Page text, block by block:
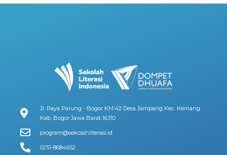
Jl. Raya Parung - Bogor KM.42 Desa Jampang Kec. Kemang
Kab. Bogor Jawa Barat 16310
program@sekolahliterasi.id
0251-8684652